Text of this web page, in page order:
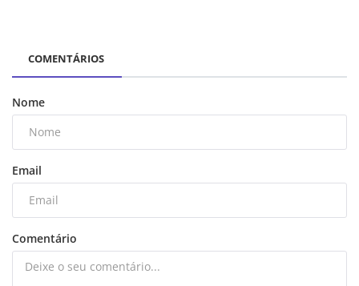
COMENTÁRIOS
Nome
Email
Comentário